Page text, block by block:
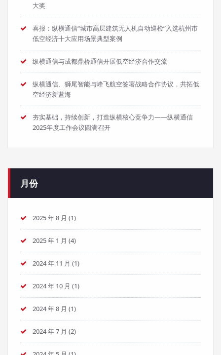
大奖
喜报：纵横通信“城市高层建筑无人机自动巡检”入选杭州市
低空经济十大应用场景典型案例
纵横通信与成都鼎桥通信开展低空经济合作交流
纵横通信、狮尾智能与峰飞航空签署战略合作协议，共拓低
空经济新蓝海
夯实基础，持续创新，打造纵横核心竞争力——纵横通信
2025年度工作会议圆满召开
月份
2025 年 8 月 (1)
2025 年 1 月 (4)
2024 年 11 月 (1)
2024 年 10 月 (1)
2024 年 8 月 (1)
2024 年 7 月 (2)